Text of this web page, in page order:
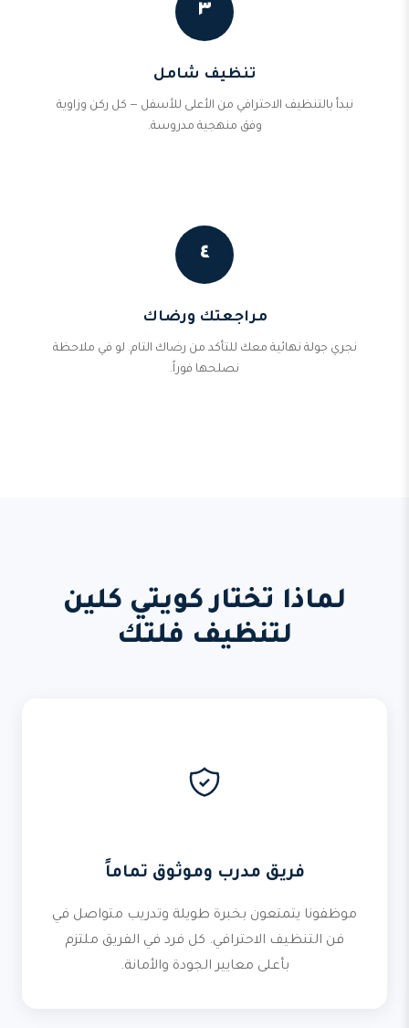
٣
تنظيف شامل
نبدأ بالتنظيف الاحترافي من الأعلى للأسفل — كل ركن وزاوية
وفق منهجية مدروسة.
٤
مراجعتك ورضاك
نجري جولة نهائية معك للتأكد من رضاك التام. لو في ملاحظة
نصلحها فوراً.
لماذا تختار كويتي كلين
لتنظيف فلتك
فريق مدرب وموثوق تماماً
موظفونا يتمتعون بخبرة طويلة وتدريب متواصل في
فن التنظيف الاحترافي. كل فرد في الفريق ملتزم
بأعلى معايير الجودة والأمانة.